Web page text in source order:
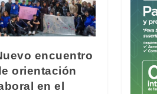
encuentro
orientación
en el